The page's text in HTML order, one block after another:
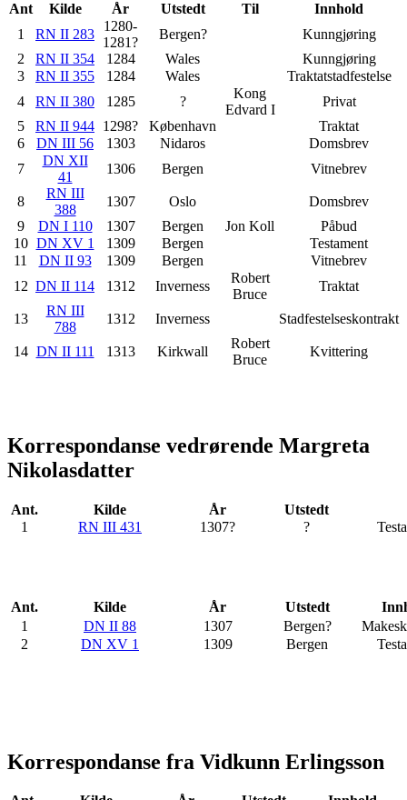
Ant Kilde År Utstedt Til
Innhold
1
RN II 283
1280-
1281?
Bergen?
Kunngjøring
2
RN II 354 1284 Wales
Kunngjøring
3
RN II 355 1284 Wales
Traktatstadfestelse
4
RN II 380 1285 ?
Kong
Edvard I
Privat
5
RN II 944 1298? København
Traktat
6
DN III 56 1303 Nidaros
Domsbrev
7
DN XII
41
1306 Bergen Vitnebrev
8
RN III
388
1307 Oslo
Domsbrev
9
DN I 110 1307 Bergen Jon Koll
Påbud
10 DN XV 1 1309 Bergen
Testament
11
DN II 93 1309 Bergen
Vitnebrev
12 DN II 114 1312 Inverness
Robert
Bruce
Traktat
13
RN III
788
1312 Inverness Stadfestelseskontrakt
14 DN II 111 1313 Kirkwall
Robert
Bruce
Kvittering
Korrespondanse vedrørende Margreta
Nikolasdatter
Ant. Kilde År
Utstedt
1
RN III 431 1307? ?
Ant. Kilde År Utstedt
1
DN II 88 1307 Bergen?
2
DN XV 1 1309 Bergen
Korrespondanse fra Vidkunn Erlingsson